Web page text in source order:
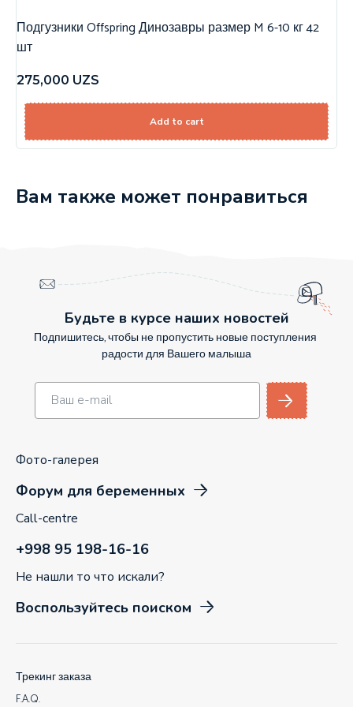
Подгузники Offspring Динозавры размер M 6-10 кг 42
шт
275,000 UZS
Add to cart
Вам также может понравиться
Будьте в курсе наших новостей
Подпишитесь, чтобы не пропустить новые поступления
радости для Вашего малыша
Фото-галерея
Форум для беременных
Call-centre
+998 95 198-16-16
Не нашли то что искали?
Воспользуйтесь поиском
Трекинг заказа
F.A.Q.